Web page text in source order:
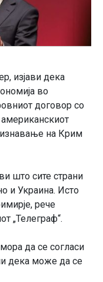
изјави дека
во
договор со
американскиот
на Крим
што сите страни
и Украина. Исто
рече
„Телеграф“.
да се согласи
дека може да се